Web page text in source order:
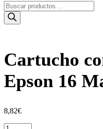
Búsqueda
de
productos
Cartucho
Epson 16
8,82€
Cartucho